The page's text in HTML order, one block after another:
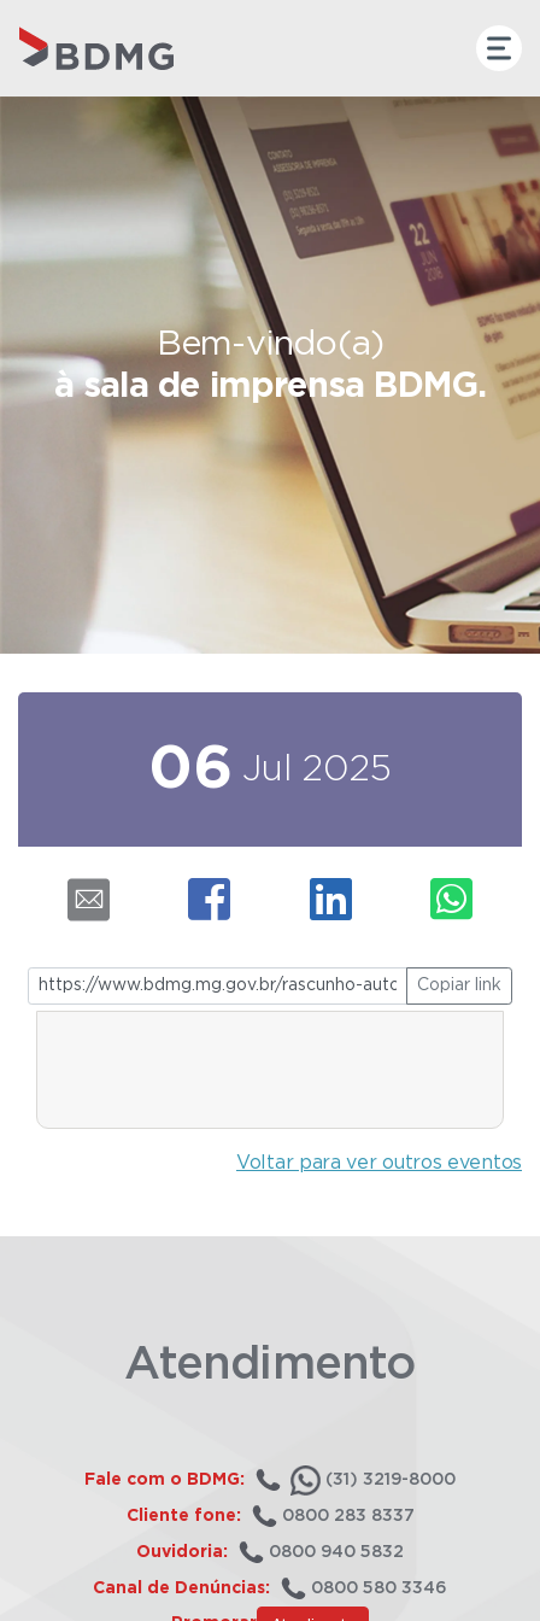
Bem-vindo(a)
à sala de imprensa BDMG.
06 Jul 2025
Copiar link
Voltar para ver outros eventos
Atendimento
Fale com o BDMG: (31) 3219-8000
Cliente fone: 0800 283 8337
Ouvidoria: 0800 940 5832
Canal de Denúncias: 0800 580 3346